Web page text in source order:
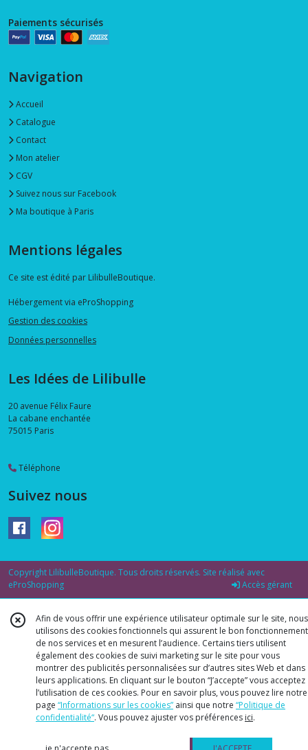
Paiements sécurisés
Navigation
Accueil
Catalogue
Contact
Mon atelier
CGV
Suivez nous sur Facebook
Ma boutique à Paris
Mentions légales
Ce site est édité par LilibulleBoutique.
Hébergement via eProShopping
Gestion des cookies
Données personnelles
Les Idées de Lilibulle
20 avenue Félix Faure
La cabane enchantée
75015 Paris
Téléphone
Suivez nous
Copyright LilibulleBoutique. Tous droits réservés. Site réalisé avec
eProShopping
Accès gérant
Afin de vous offrir une expérience utilisateur optimale sur le site, nous
utilisons des cookies fonctionnels qui assurent le bon fonctionnement
de nos services et en mesurent l’audience. Certains tiers utilisent
également des cookies de suivi marketing sur le site pour vous
montrer des publicités personnalisées sur d’autres sites Web et dans
leurs applications. En cliquant sur le bouton “J’accepte” vous acceptez
l’utilisation de ces cookies. Pour en savoir plus, vous pouvez lire notre
page “Informations sur les cookies” ainsi que notre “Politique de
confidentialité“. Vous pouvez ajuster vos préférences ici.